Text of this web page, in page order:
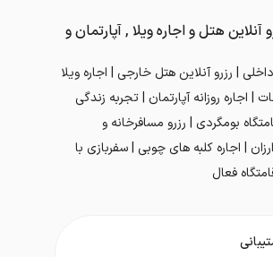
هتل و اجاره ویلا , آپارتمان و
| رزرو آنلاین هتل خارجی | اجاره ویلا
| اجاره روزانه آپارتمان | تجربه زندگی
بومگردی | رزرو مسافرخانه و
| اجاره کلبه های چوبی | سفربازی با